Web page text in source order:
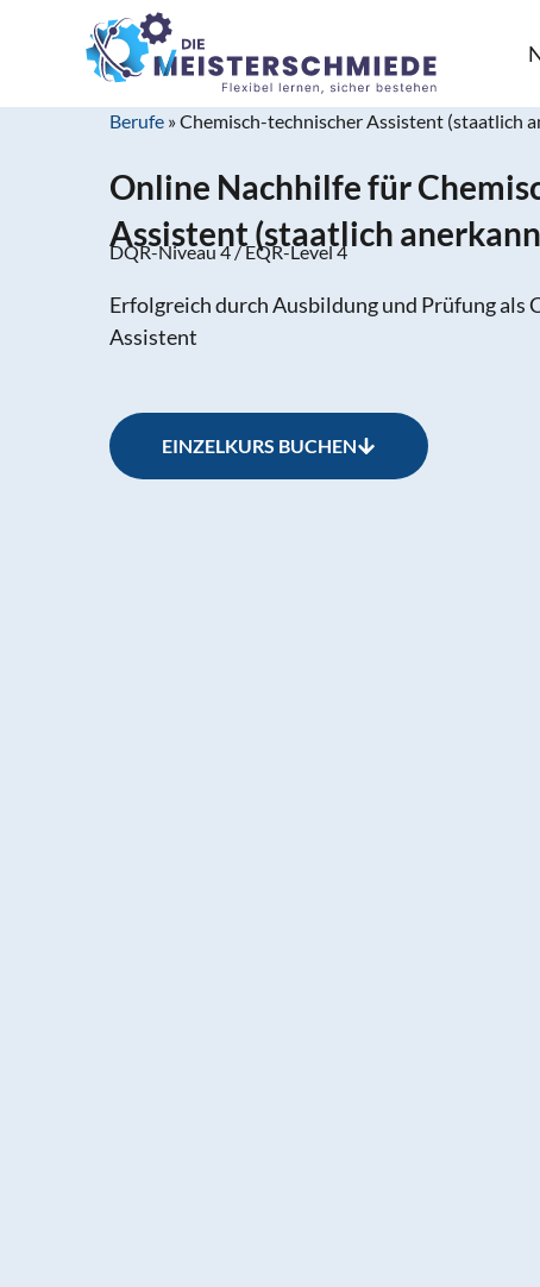
Berufe »Chemisch-technischer Assistent (staatlich
Online Nachhilfe für
Assistent (staatlich
DQR-Niveau 4 / EQR-Level 4
Erfolgreich durch Ausbildung und Prüfung als
Assistent
EINZELKURS BUCHEN